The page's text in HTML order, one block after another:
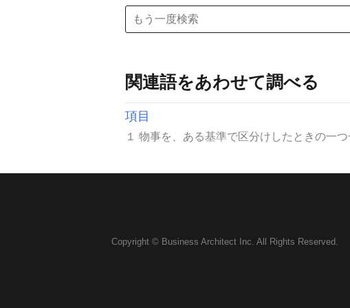
関連語をあわせて調べる
項目
１ 物事を、ある基準で区分けしたときの一
Copyright © Business Architect Inc. All Rights Reserved.